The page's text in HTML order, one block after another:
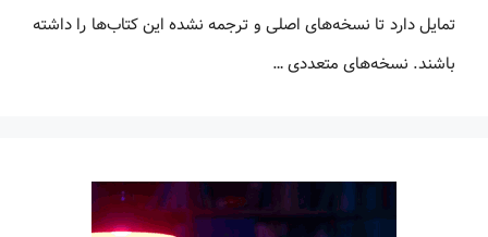
تمایل دارد تا نسخه‌های اصلی و ترجمه نشده این کتاب‌ها را داشته
باشند. نسخه‌های متعددی …